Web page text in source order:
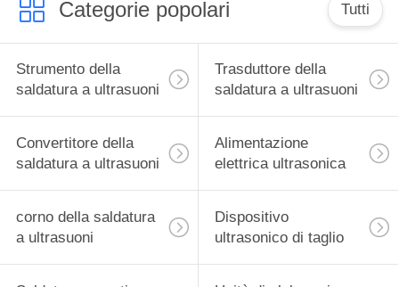
Categorie popolari Tutti
Strumento della
saldatura a ultrasuoni
Trasduttore della
saldatura a ultrasuoni
Convertitore della
saldatura a ultrasuoni
Alimentazione
elettrica ultrasonica
corno della saldatura
a ultrasuoni
Dispositivo
ultrasonico di taglio